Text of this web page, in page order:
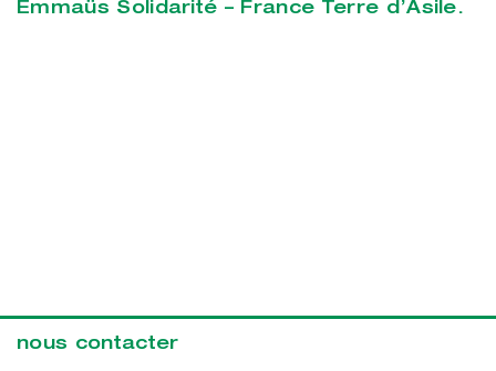
Emmaüs Solidarité – France Terre d’Asile.
nous contacter